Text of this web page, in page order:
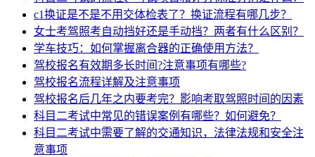
c1换证是不是不用交体检表了？换证流程有哪几步？
女士考驾照考自动挡好还是手动挡？两者有什么区别？
学车技巧：如何掌握离合器的正确使用方法？
驾校报名有效期多长时间?注意事项有哪些?
驾校报名流程详解及注意事项
驾校报名后几年之内要考完？影响考取驾照时间的因素
科目二考试中常见的错误案例有哪些？如何避免？
科目二考试中需要了解的交通知识，法律法规和安全注
意事项